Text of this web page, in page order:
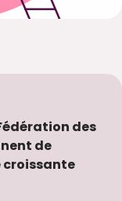
des
de
croissante